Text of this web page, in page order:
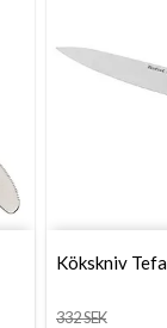
Kökskniv
332 SEK